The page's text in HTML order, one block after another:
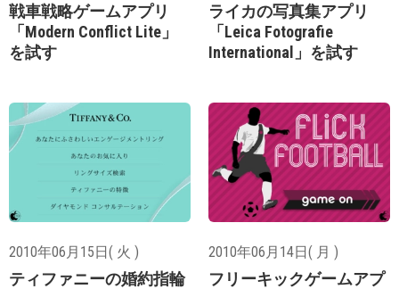
戦車戦略ゲームアプリ
「Modern Conflict Lite」
を試す
ライカの写真集アプリ
「Leica Fotografie
International」を試す
2010年06月15日( 火 )
ティファニーの婚約指輪
2010年06月14日( 月 )
フリーキックゲームアプ